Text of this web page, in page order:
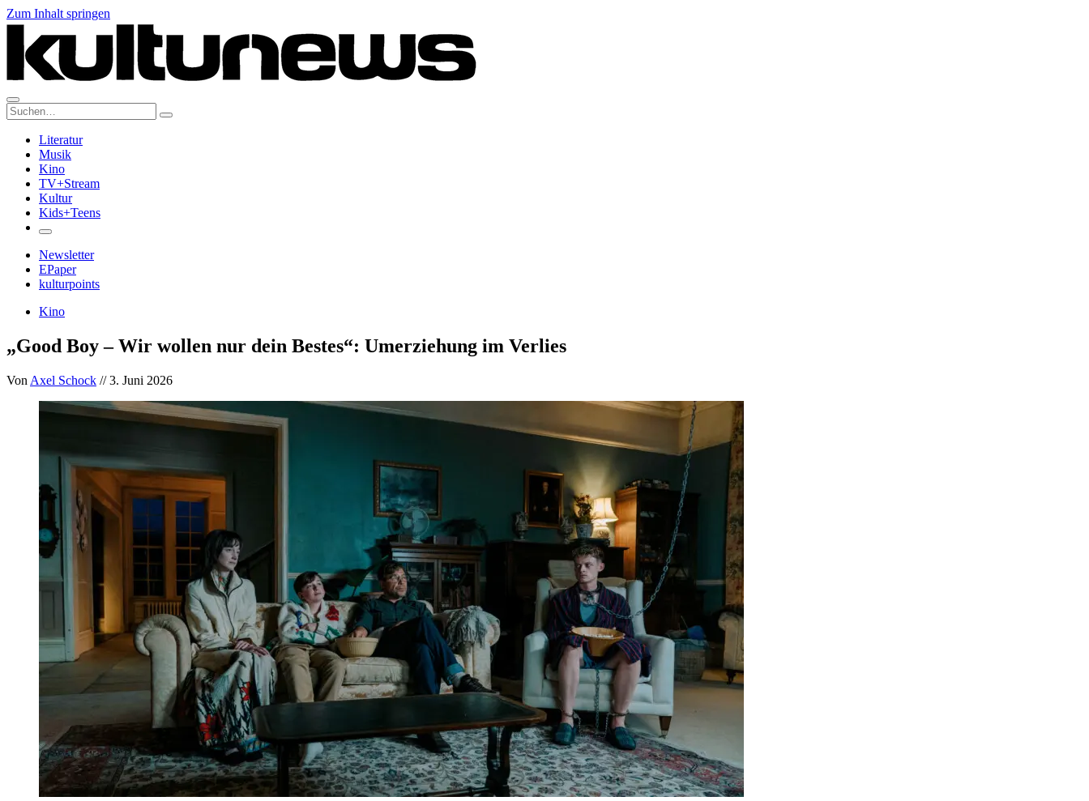
Zum Inhalt springen
Suche:
Literatur
Musik
Kino
TV+Stream
Kultur
Kids+Teens
Newsletter
EPaper
kulturpoints
Kino
„Good Boy – Wir wollen nur dein Bestes“: Umerziehung im Verlies
Von Axel Schock // 3. Juni 2026